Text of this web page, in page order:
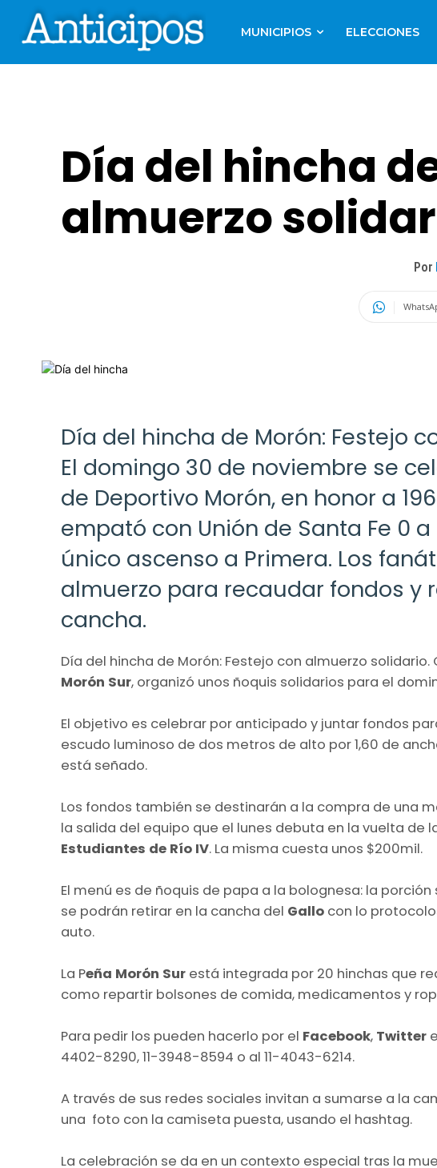
MUNICIPIOS ELECCIONES
Día del hincha
almuerzo
Por
Día del hincha de Morón: Festejo
El domingo 30 de noviembre se
de Deportivo Morón, en honor a
empató con Unión de Santa Fe 0
único ascenso a Primera. Los
almuerzo para recaudar fondos y
cancha.
Día del hincha de Morón: Festejo con almuerzo solidario.
Morón Sur, organizó unos ñoquis solidarios para el
El objetivo es celebrar por anticipado y juntar fondos
escudo luminoso de dos metros de alto por 1,60 de
está señado.
Los fondos también se destinarán a la compra de una
la salida del equipo que el lunes debuta en la vuelta de
Estudiantes de Río IV. La misma cuesta unos $200mil.
El menú es de ñoquis de papa a la bolognesa: la
se podrán retirar en la cancha del Gallo con lo
auto.
La Peña Morón Sur está integrada por 20 hinchas que
como repartir bolsones de comida, medicamentos y
Para pedir los pueden hacerlo por el Facebook, Twitter e
4402-8290, 11-3948-8594 o al 11-4043-6214.
A través de sus redes sociales invitan a sumarse a la
una foto con la camiseta puesta, usando el hashtag.
La celebración se da en un contexto especial tras la